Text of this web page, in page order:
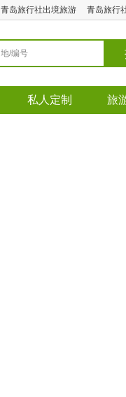
青岛旅行社出境旅游 青岛旅行
私人定制 旅